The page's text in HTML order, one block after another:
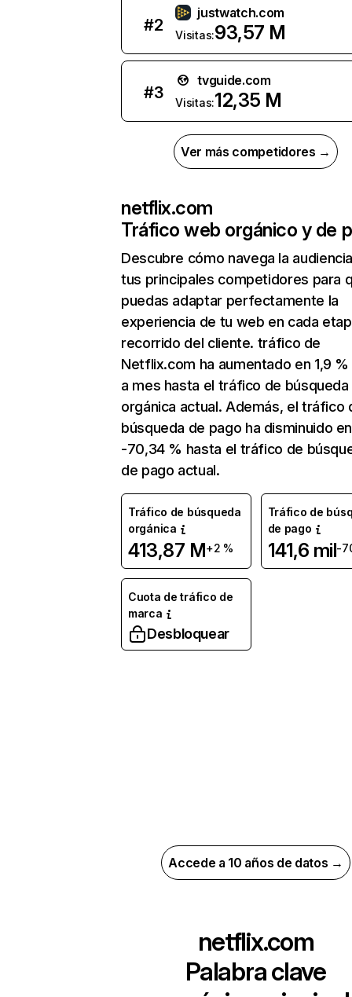
#2
justwatch.com
Visitas:93,57 M
#3
tvguide.com
Visitas:12,35 M
Ver más competidores →
netflix.com
Tráfico web orgánico y de
Descubre cómo navega la
tus principales competidores para
puedas adaptar perfectamente la
experiencia de tu web en cada
recorrido del cliente. tráfico de
Netflix.com ha aumentado en 1,9
a mes hasta el tráfico de búsqueda
orgánica actual. Además, el tráfico
búsqueda de pago ha disminuido en
-70,34 % hasta el tráfico de
de pago actual.
Tráfico de búsqueda
orgánica
413,87 M+2 %
Tráfico de
de pago
141,6 mil-
Cuota de tráfico de
marca
Desbloquear
Accede a 10 años de datos →
netflix.com
Palabra clave